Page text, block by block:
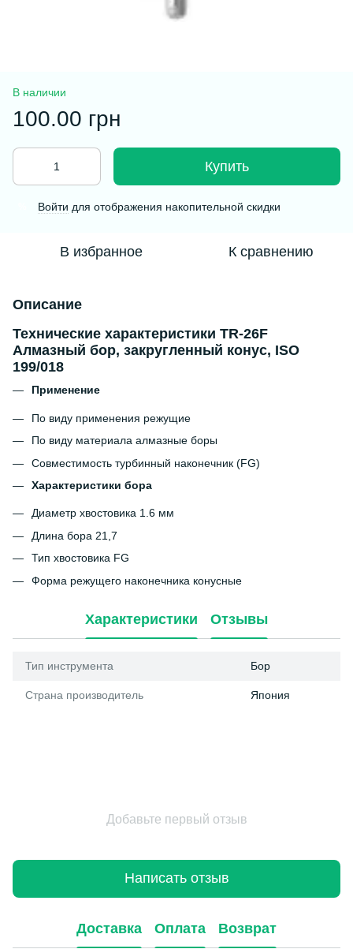
В наличии
100.00 грн
Купить
Войти для отображения накопительной скидки
В избранное К сравнению
Описание
Технические характеристики TR-26F
Алмазный бор, закругленный конус, ISO
199/018
Применение
По виду применения режущие
По виду материала алмазные боры
Совместимость турбинный наконечник (FG)
Характеристики бора
Диаметр хвостовика 1.6 мм
Длина бора 21,7
Тип хвостовика FG
Форма режущего наконечника конусные
Характеристики Отзывы
Тип инструмента Бор
Страна производитель Япония
Добавьте первый отзыв
Написать отзыв
Доставка Оплата Возврат